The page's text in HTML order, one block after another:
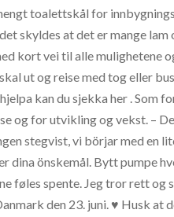
toalettskål for
skyldes at det er mange
kort vei til alle mulighetene
ut og reise med tog eller
kan du sjekka her . Som
og for utvikling og vekst. –
stegvist, vi börjar med en
dina önskemål. Bytt pumpe
føles spente. Jeg tror rett og
den 23. juni. ♥ Husk at